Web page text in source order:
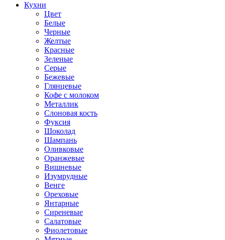
Кухни
Цвет
Белые
Черные
Желтые
Красные
Зеленые
Серые
Бежевые
Глянцевые
Кофе с молоком
Металлик
Слоновая кость
Фуксия
Шоколад
Шампань
Оливковые
Оранжевые
Вишневые
Изумрудные
Венге
Ореховые
Янтарные
Сиреневые
Салатовые
Фиолетовые